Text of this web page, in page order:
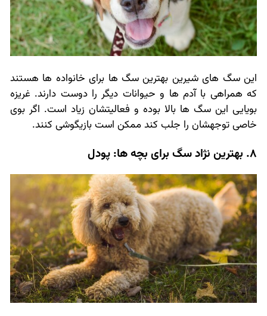
این سگ های شیرین بهترین سگ ها برای خانواده ها هستند
که همراهی با آدم ها و حیوانات دیگر را دوست دارند. غریزه
بویایی این سگ ها بالا بوده و فعالیتشان زیاد است. اگر بوی
خاصی توجهشان را جلب کند ممکن است بازیگوشی کنند.
8. بهترین نژاد سگ برای بچه ها: پودل